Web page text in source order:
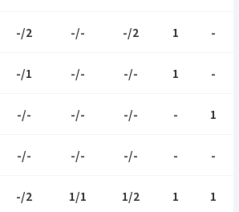
-/2 -/- -/2 1 -
-/1 -/- -/- 1 -
-/- -/- -/- - 1
-/- -/- -/- - -
-/2 1/1 1/2 1 1